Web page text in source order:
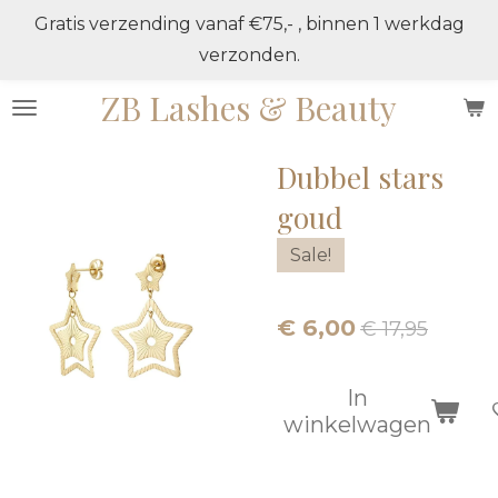
de
ZB Lashes & Beauty
Gratis verzending vanaf €75,- , binnen 1 werkdag
verzonden.
Dubbel stars
goud
Sale!
€ 6,00 € 17,95
In
winkelwagen